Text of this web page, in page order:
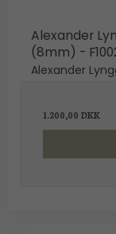
Alexander
(8mm) -
Alexander
1.200,00 DKK